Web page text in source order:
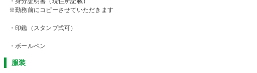
※勤務前にコピーさせていただきます
・印鑑（スタンプ式可）
・ボールペン
服装